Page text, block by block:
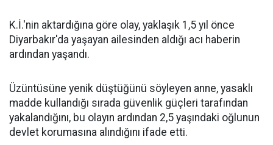
K.İ.'nin aktardığına göre olay, yaklaşık 1,5 yıl önce
Diyarbakır'da yaşayan ailesinden aldığı acı haberin
ardından yaşandı.
Üzüntüsüne yenik düştüğünü söyleyen anne, yasaklı
madde kullandığı sırada güvenlik güçleri tarafından
yakalandığını, bu olayın ardından 2,5 yaşındaki oğlunun
devlet korumasına alındığını ifade etti.